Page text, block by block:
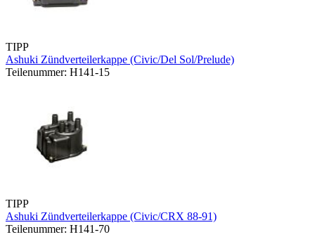
TIPP
Ashuki Zündverteilerkappe (Civic/Del Sol/Prelude)
Teilenummer: H141-15
TIPP
Ashuki Zündverteilerkappe (Civic/CRX 88-91)
Teilenummer: H141-70